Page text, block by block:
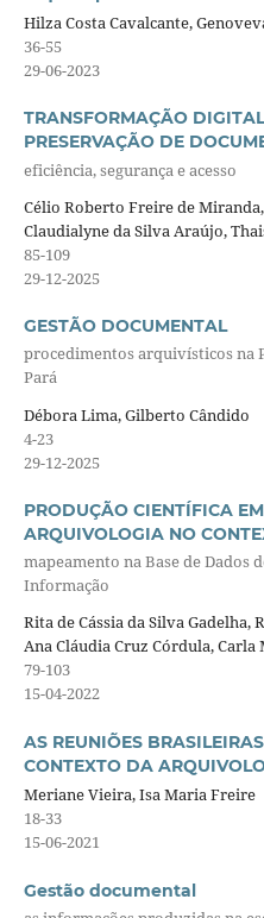
Hilza Costa Cavalcante,
36-55
29-06-2023
TRANSFORMAÇÃO
PRESERVAÇÃO DE
eficiência, segurança e acesso
Célio Roberto Freire de
Claudialyne da Silva Araújo,
85-109
29-12-2025
GESTÃO DOCUMENTAL
procedimentos arquivísticos na
Pará
Débora Lima, Gilberto Cândido
4-23
29-12-2025
PRODUÇÃO CIENTÍFICA
ARQUIVOLOGIA NO
mapeamento na Base de Dados
Informação
Rita de Cássia da Silva
Ana Cláudia Cruz Córdula,
79-103
15-04-2022
AS REUNIÕES
CONTEXTO DA
Meriane Vieira, Isa Maria Freire
18-33
15-06-2021
Gestão documental